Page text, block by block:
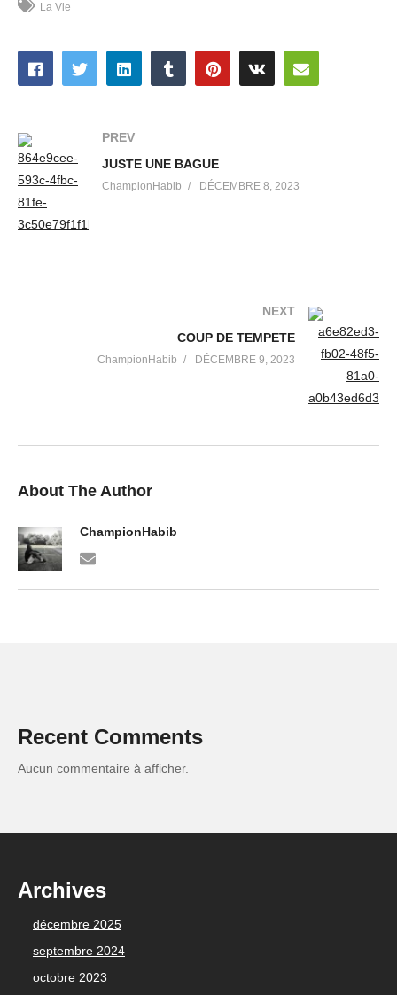
La Vie
PREV
JUSTE UNE BAGUE
ChampionHabib DÉCEMBRE 8, 2023
NEXT
COUP DE TEMPETE
ChampionHabib DÉCEMBRE 9, 2023
About The Author
ChampionHabib
Recent Comments
Aucun commentaire à afficher.
Archives
décembre 2025
septembre 2024
octobre 2023